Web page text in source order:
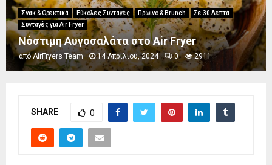
Σνακ & Ορεκτικά Εύκολες Συνταγές Πρωινό & Brunch
Σε 30 Λεπτά
Συνταγές για Air Fryer
Νόστιμη Αυγοσαλάτα στο Air Fryer
απόAirFryers Team 14 Απριλίου, 2024 0 2911
SHARE 0